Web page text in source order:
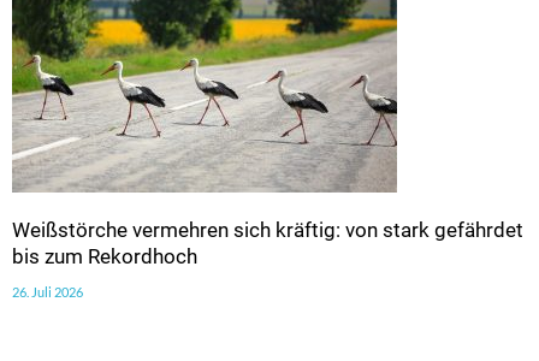
Weißstörche vermehren sich kräftig: von stark gefährdet
bis zum Rekordhoch
26. Juli 2026